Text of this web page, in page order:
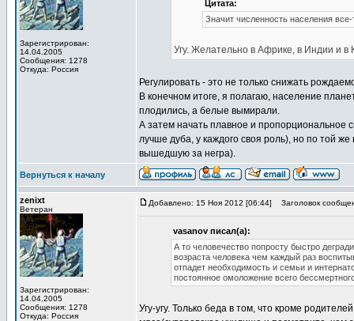
Зарегистрирован:
14.04.2005
Сообщения: 1278
Откуда: Россия
Цитата:
Значит численность населения
Угу. Желательно в Африке, в Индии и в
Регулировать - это не только снижать
В конечном итоге, я полагаю, население
плодились, а белые вымирали.
А затем начать плавное и пропорциональное
лучше дуба, у каждого своя роль), но по той
вышедшую за негра).
Вернуться к началу
zenixt
Ветеран
Зарегистрирован:
14.04.2005
Сообщения: 1278
Откуда: Россия
Добавлено: 15 Ноя 2012 [06:44] Заголовок
vasanov писал(а):
А то человечество попросту быстро
возраста человека чем каждый раз
отпадет необходимость и семьи и
постоянное омоложение всего
Угу-угу. Только беда в том, что кроме